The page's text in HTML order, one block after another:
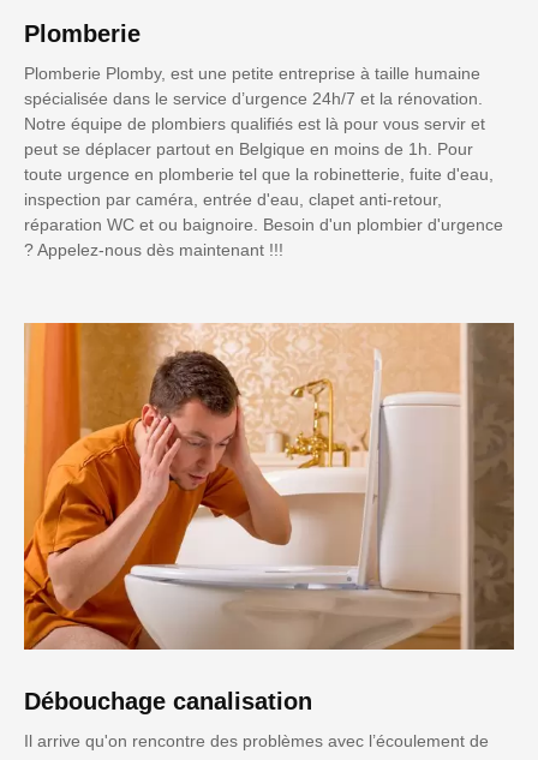
Plomberie
Plomberie Plomby, est une petite entreprise à taille humaine
spécialisée dans le service d’urgence 24h/7 et la rénovation.
Notre équipe de plombiers qualifiés est là pour vous servir et
peut se déplacer partout en Belgique en moins de 1h. Pour
toute urgence en plomberie tel que la robinetterie, fuite d'eau,
inspection par caméra, entrée d'eau, clapet anti-retour,
réparation WC et ou baignoire. Besoin d'un plombier d'urgence
? Appelez-nous dès maintenant !!!
Débouchage canalisation
Il arrive qu'on rencontre des problèmes avec l’écoulement de